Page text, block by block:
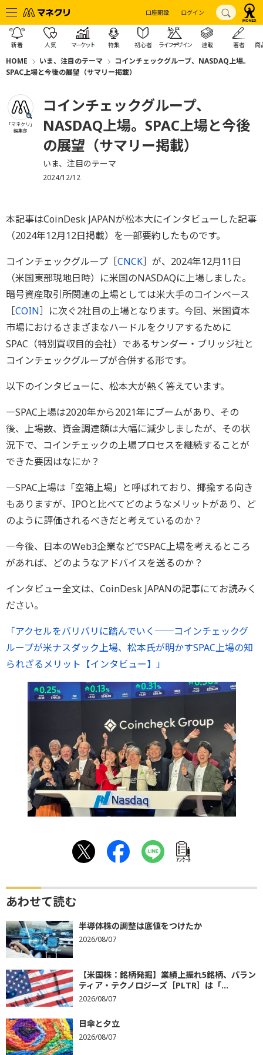
口座開設 ログイン
新着 人気 マーケット 特集 初心者 ライフデザイン 連載 著者 商
HOME いま、注目のテーマ
コインチェックグループ、NASDAQ上場。
SPAC上場と今後の展望（サマリー掲載）
「マネクリ」
編集部
コインチェックグループ、
NASDAQ上場。SPAC上場と今後
の展望（サマリー掲載）
いま、注目のテーマ
2024/12/12
本記事はCoinDesk JAPANが松本大にインタビューした記事
（2024年12月12日掲載）を一部要約したものです。
コインチェックグループ［CNCK］が、2024年12月11日
（米国東部現地日時）に米国のNASDAQに上場しました。
暗号資産取引所関連の上場としては米大手のコインベース
［COIN］に次ぐ2社目の上場となります。今回、米国資本
市場におけるさまざまなハードルをクリアするために
SPAC（特別買収目的会社）であるサンダー・ブリッジ社と
コインチェックグループが合併する形です。
以下のインタビューに、松本大が熱く答えています。
―SPAC上場は2020年から2021年にブームがあり、その
後、上場数、資金調達額は大幅に減少しましたが、その状
況下で、コインチェックの上場プロセスを継続することが
できた要因はなにか？
―SPAC上場は「空箱上場」と呼ばれており、揶揄する向き
もありますが、IPOと比べてどのようなメリットがあり、ど
のように評価されるべきだと考えているのか？
―今後、日本のWeb3企業などでSPAC上場を考えるところ
があれば、どのようなアドバイスを送るのか？
インタビュー全文は、CoinDesk JAPANの記事にてお読みく
ださい。
「アクセルをバリバリに踏んでいく──コインチェックグ
ループが米ナスダック上場、松本氏が明かすSPAC上場の知
られざるメリット【インタビュー】」
ｱﾝｹｰﾄ
あわせて読む
半導体株の調整は底値をつけたか
2026/08/07
【米国株：銘柄発掘】業績上振れ5銘柄、パラン
ティア・テクノロジーズ［PLTR］は「...
2026/08/07
日傘と夕立
2026/08/07